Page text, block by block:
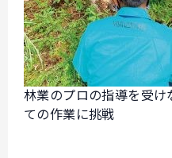
林業のプロの指導を受け
ての作業に挑戦